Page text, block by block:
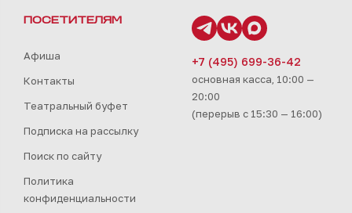
ПОСЕТИТЕЛЯМ
Афиша
Контакты
Театральный буфет
Подписка на рассылку
Поиск по сайту
Политика
конфиденциальности
+7 (495) 699-36-42
основная касса, 10:00 —
20:00
(перерыв с 15:30 — 16:00)